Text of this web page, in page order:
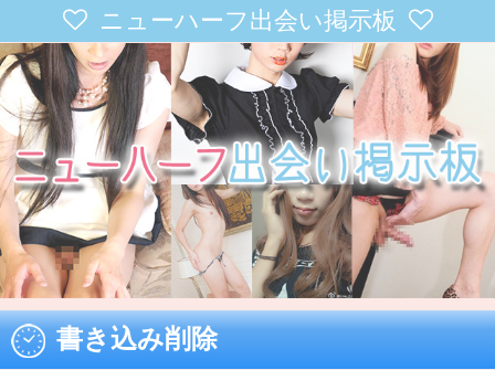
ニューハーフ出会い掲示板
書き込み削除